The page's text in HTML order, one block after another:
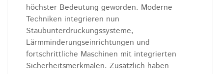
höchster Bedeutung geworden. Moderne
Techniken integrieren nun
Staubunterdrückungssysteme,
Lärmminderungseinrichtungen und
fortschrittliche Maschinen mit integrierten
Sicherheitsmerkmalen. Zusätzlich haben